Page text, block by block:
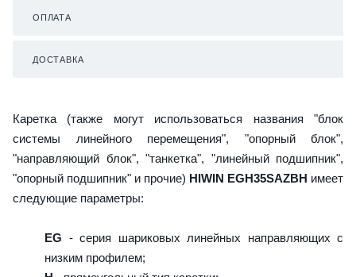
ОПЛАТА
ДОСТАВКА
Каретка (также могут использоваться названия "блок
системы линейного перемещения", "опорный блок",
"направляющий блок", "танкетка", "линейный подшипник",
"опорный подшипник" и прочие) HIWIN EGH35SAZBH имеет
следующие параметры:
EG - серия шариковых линейных направляющих с
низким профилем;